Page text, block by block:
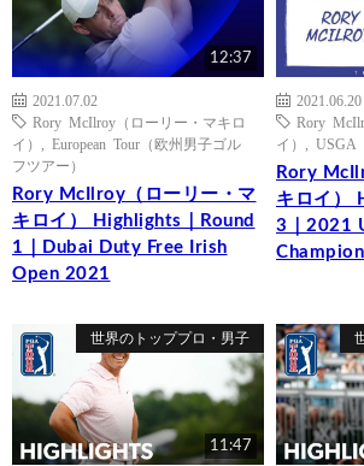
12:37
2021.07.02
Rory McIlroy（ローリー・マキロ
イ）
European Tour（欧州男子ゴル
フツアー）
Rory McIlroy（ローリー・マ
キロイ） Highlights｜Round
1｜Dubai Duty Free Irish
Open 2021
2021.06.20
Rory
イ）
USGA
Rory
キロイ）
3｜2021
世界のトッププロ・男子
11:47